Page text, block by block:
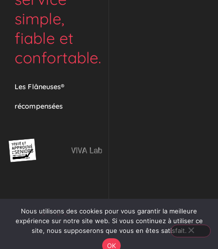
simple,
fiable et
confortable.
Les Flâneuses®
récompensées
1 2 3 4
Nous utilisons des cookies pour vous garantir la meilleure
expérience sur notre site web. Si vous continuez à utiliser ce
site, nous supposerons que vous en êtes satisfait.
OK